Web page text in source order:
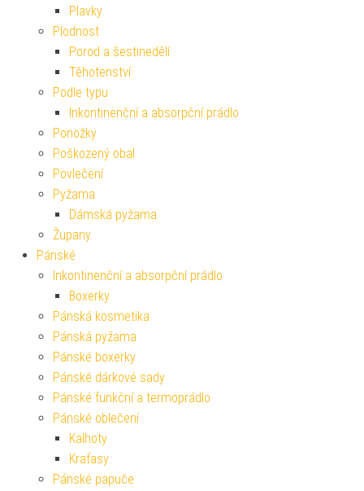
Plavky
Plodnost
Porod a šestinedělí
Těhotenství
Podle typu
Inkontinenční a absorpční prádlo
Ponožky
Poškozený obal
Povlečení
Pyžama
Dámská pyžama
Župany
Pánské
Inkontinenční a absorpční prádlo
Boxerky
Pánská kosmetika
Pánská pyžama
Pánské boxerky
Pánské dárkové sady
Pánské funkční a termoprádlo
Pánské oblečení
Kalhoty
Kraťasy
Pánské papuče